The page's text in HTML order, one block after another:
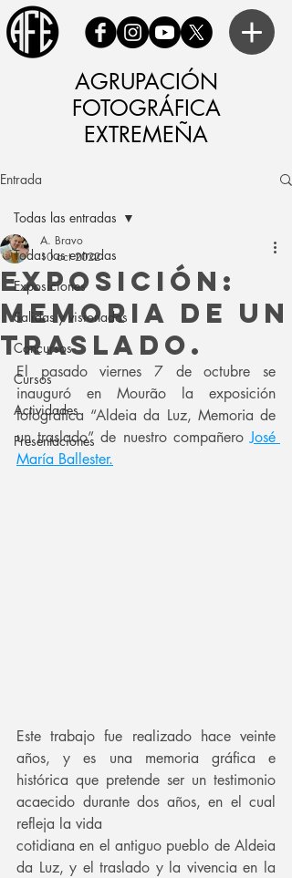
AGRUPACIÓN
FOTOGRÁFICA
EXTREMEÑA
Entrada
Todas las entradas
Exposiciones
Salidas y visionados
Concursos
Cursos
Actividades
Presentaciones
Todas las entradas
Exposición:
Memoria de un
traslado.
A. Bravo
10 oct 2022
El pasado viernes 7 de octubre se
inauguró en Mourão la exposición
fotográfica “Aldeia da Luz, Memoria de
un traslado” de nuestro compañero José
María Ballester.
Este trabajo fue realizado hace veinte
años, y es una memoria gráfica e
histórica que pretende ser un testimonio
acaecido durante dos años, en el cual
refleja la vida
cotidiana en el antiguo pueblo de Aldeia
da Luz, y el traslado y la vivencia en la